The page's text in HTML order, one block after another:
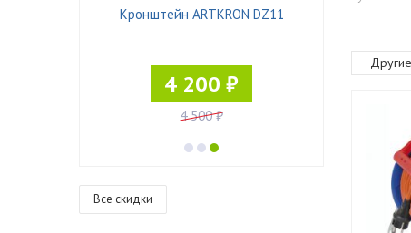
Кронштейн ARTKRON DZ11
4 200 ₽
4 500 ₽
Все скидки